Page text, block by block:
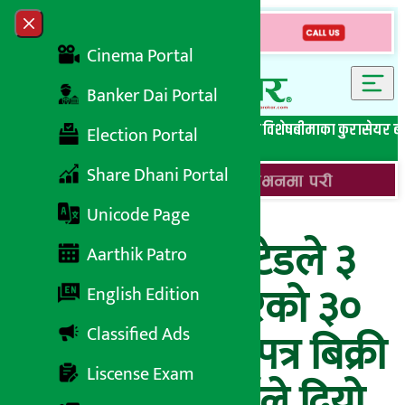
Skip to content
Close menu
Cinema Portal
Banker Dai Portal
Election Portal
Share Dhani Portal
Unicode Page
Aarthik Patro
English Edition
Classified Ads
Liscense Exam
सबै समाचारबेथिति मुर्दाबादबैंकिङ विशेष लघुवित्त विशेषबीमाका कुरासेयर
नबिल बैंक लिमिटेडले ३
अर्ब रुपैयाँ बराबरको ३०
लाख इकाई ऋणपत्र बिक्री